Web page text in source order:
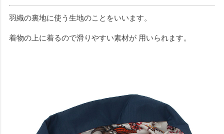
羽織の裏地に使う生地のことをいいます。
着物の上に着るので滑りやすい素材が 用いられます。